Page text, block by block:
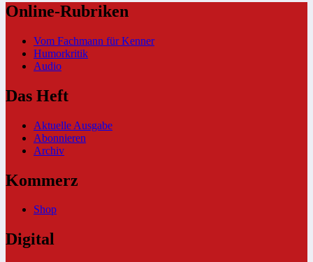
Online-Rubriken
Vom Fachmann für Kenner
Humorkritik
Audio
Das Heft
Aktuelle Ausgabe
Abonnieren
Archiv
Kommerz
Shop
Digital